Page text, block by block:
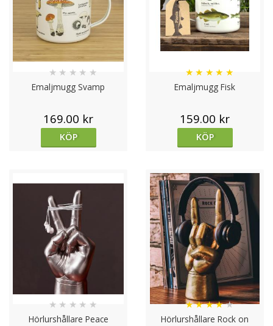
Emaljmugg Svamp
★ ★ ★ ★ ★
169.00 kr
KÖP
Emaljmugg Fisk
★ ★ ★ ★ ★
159.00 kr
KÖP
Hörlurshållare Peace
★ ★ ★ ★ ★
Hörlurshållare Rock on
★★★★★